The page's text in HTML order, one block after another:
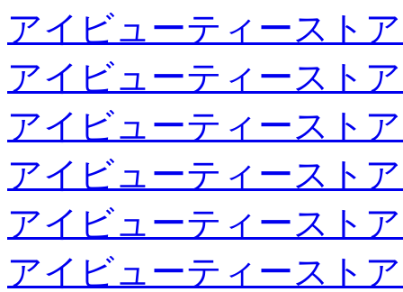
アイビューティースト
アイビューティースト
アイビューティースト
アイビューティースト
アイビューティースト
アイビューティースト